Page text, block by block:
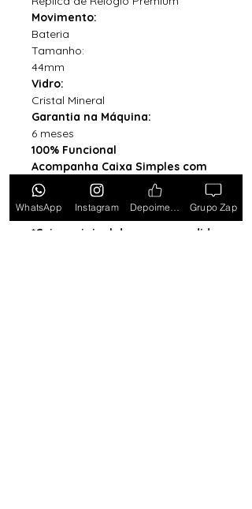
Movimento:
Bateria
Tamanho:
44mm
Vidro:
Cristal Mineral
Garantia na Máquina:
6 meses
100% Funcional
Acompanha Caixa Simples com
Almofada (exceto para os
estados PB, SE, RR, MT, PE e AL)
*Caixa original da marca vendida
WhatsApp Instagram Grupo Zap